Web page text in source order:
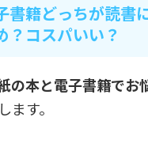
書籍どっちが読書
？コスパいい？
の本と電子書籍でお
ます。